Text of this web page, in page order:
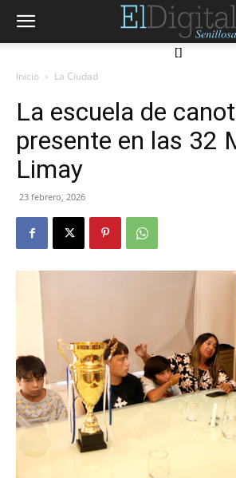
[]
Inicio La Ciudad
La escuela de
presente en las 32
Limay
23 febrero, 2026